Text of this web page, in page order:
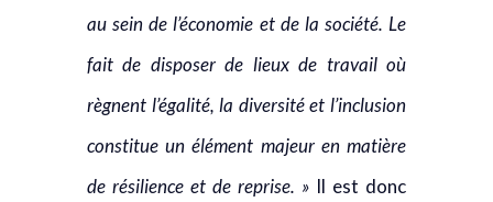
au sein de l’économie et de la société. Le
fait de disposer de lieux de travail où
règnent l’égalité, la diversité et l’inclusion
constitue un élément majeur en matière
de résilience et de reprise. » Il est donc